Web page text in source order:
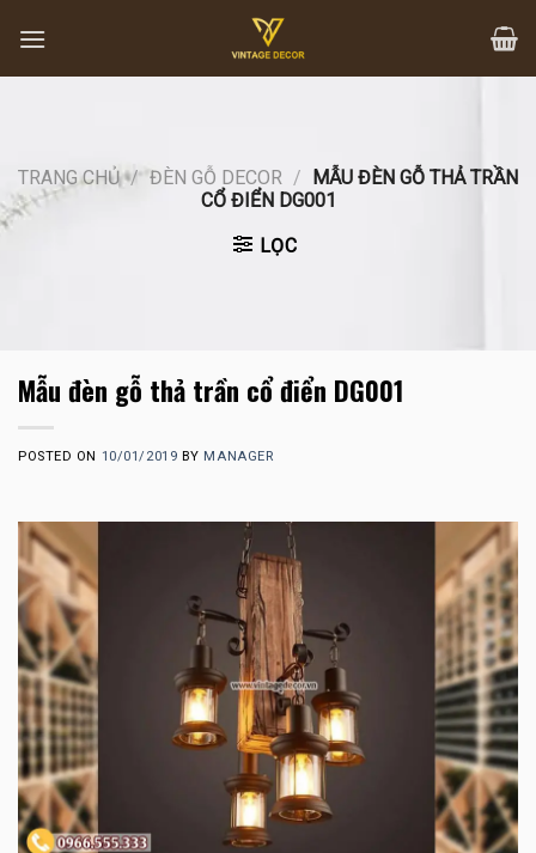
content
TRANG CHỦ / ĐÈN GỖ DECOR /
MẪU ĐÈN GỖ THẢ TRẦN
CỔ ĐIỂN DG001
LỌC
Mẫu đèn gỗ thả trần cổ điển DG001
POSTED ON 10/01/2019 BY MANAGER